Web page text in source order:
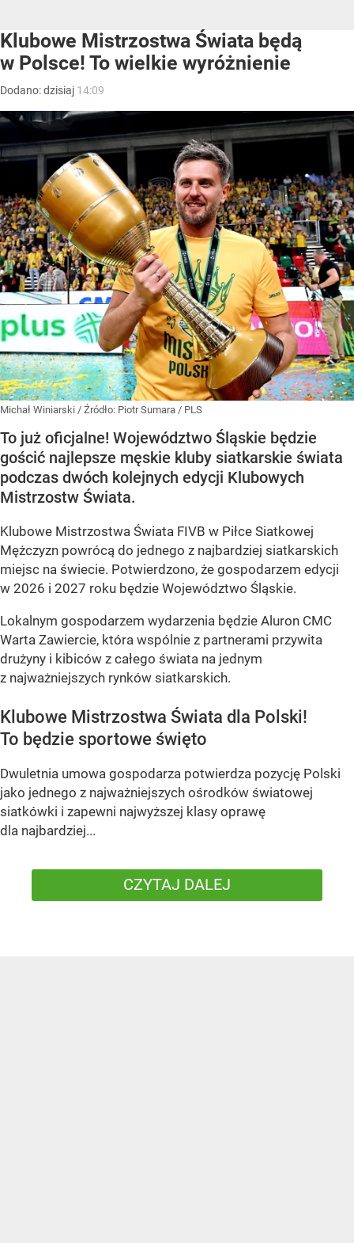
Klubowe Mistrzostwa Świata będą
w Polsce! To wielkie wyróżnienie
Dodano:dzisiaj 14:09
Michał Winiarski / Źródło: Piotr Sumara / PLS
To już oficjalne! Województwo Śląskie będzie
gościć najlepsze męskie kluby siatkarskie świata
podczas dwóch kolejnych edycji Klubowych
Mistrzostw Świata.
Klubowe Mistrzostwa Świata FIVB w Piłce Siatkowej
Mężczyzn powrócą do jednego z najbardziej siatkarskich
miejsc na świecie. Potwierdzono, że gospodarzem edycji
w 2026 i 2027 roku będzie Województwo Śląskie.
Lokalnym gospodarzem wydarzenia będzie Aluron CMC
Warta Zawiercie, która wspólnie z partnerami przywita
drużyny i kibiców z całego świata na jednym
z najważniejszych rynków siatkarskich.
Klubowe Mistrzostwa Świata dla Polski!
To będzie sportowe święto
Dwuletnia umowa gospodarza potwierdza pozycję Polski
jako jednego z najważniejszych ośrodków światowej
siatkówki i zapewni najwyższej klasy oprawę
dla najbardziej...
CZYTAJ DALEJ